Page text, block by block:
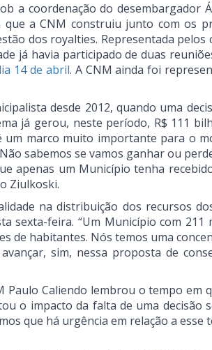
a coordenação do desembargador
a CNM construiu junto com os
dos royalties. Representada pelos
já havia participado de duas
14 de abril. A CNM ainda foi
desde 2012, quando uma
já gerou, neste período, R$ 111
marco muito importante para o
sabemos se vamos ganhar ou
apenas um Município tenha
Ziulkoski.
na distribuição dos recursos
sexta-feira. “Um Município com 211
de habitantes. Nós temos uma
sim, nessa proposta de
Paulo Caliendo lembrou o tempo em
o impacto da falta de uma decisão
que há urgência em relação a esse